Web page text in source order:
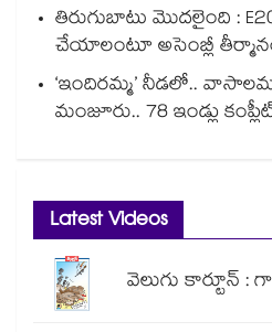
తిరుగుబాటు మొదలైంది :
చేయాలంటూ అసెంబ్లీ
‘ఇందిరమ్మ’ నీడలో..
మంజూరు.. 78 ఇండ్లు
Latest Videos
వెలుగు కార్టూన్